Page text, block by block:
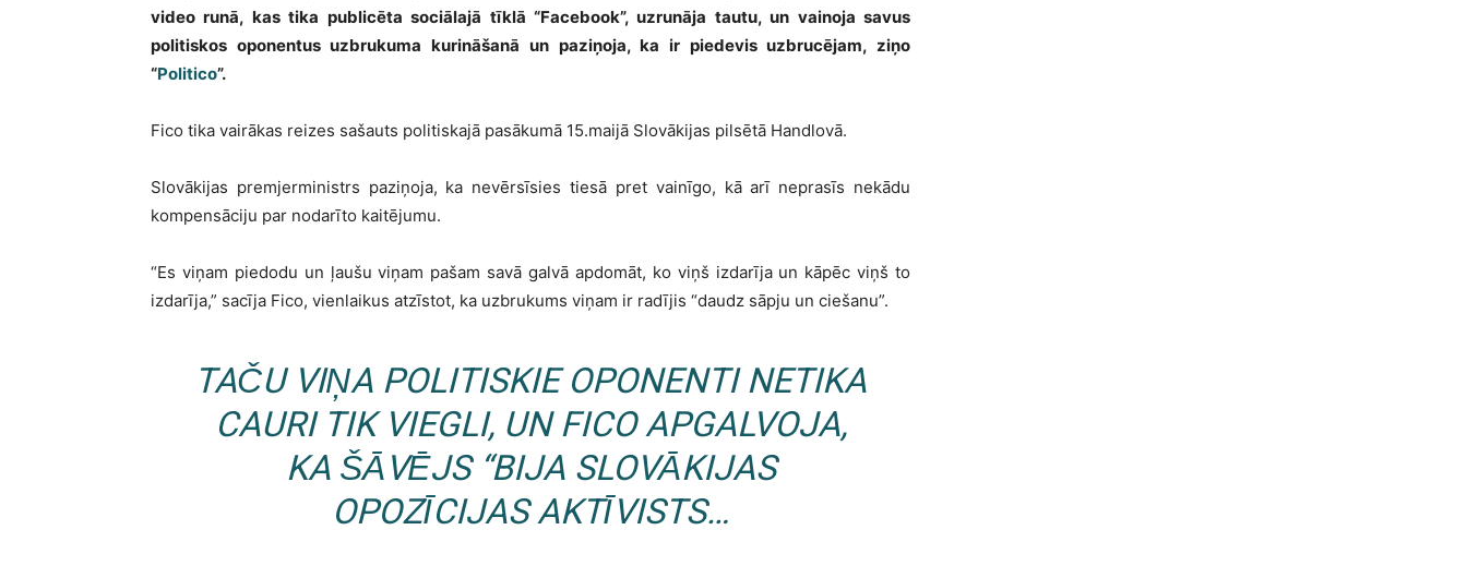
video runā, kas tika publicēta sociālajā tīklā “Facebook”, uzrunāja tautu, un vainoja savus
politiskos oponentus uzbrukuma kurināšanā un paziņoja, ka ir piedevis uzbrucējam, ziņo
“Politico”.
Fico tika vairākas reizes sašauts politiskajā pasākumā 15.maijā Slovākijas pilsētā Handlovā.
Slovākijas premjerministrs paziņoja, ka nevērsīsies tiesā pret vainīgo, kā arī neprasīs nekādu
kompensāciju par nodarīto kaitējumu.
“Es viņam piedodu un ļaušu viņam pašam savā galvā apdomāt, ko viņš izdarīja un kāpēc viņš to
izdarīja,” sacīja Fico, vienlaikus atzīstot, ka uzbrukums viņam ir radījis “daudz sāpju un ciešanu”.
TAČU VIŅA POLITISKIE OPONENTI NETIKA
CAURI TIK VIEGLI, UN FICO APGALVOJA,
KA ŠĀVĒJS “BIJA SLOVĀKIJAS
OPOZĪCIJAS AKTĪVISTS…